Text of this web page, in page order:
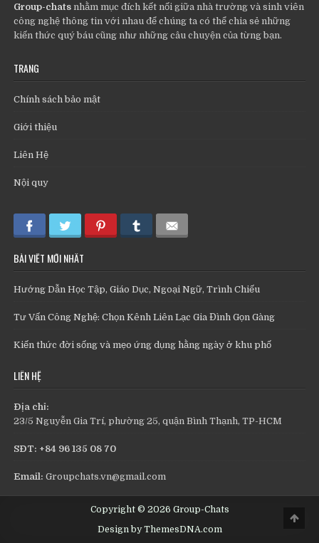
Group-chats nhằm mục đích kết nối giữa nhà trường và sinh viên
công nghệ thông tin với nhau để chúng ta có thể chia sẻ những
kiến thức quý báu cũng như những câu chuyện của từng bạn.
TRANG
Chính sách bảo mật
Giới thiệu
Liên Hệ
Nội quy
BÀI VIẾT MỚI NHẤT
Hướng Dẫn Học Tập, Giáo Dục, Ngoại Ngữ, Trình Chiếu
Tư Vấn Công Nghệ: Chọn Kênh Liên Lạc Gia Đình Gọn Gàng
Kiến thức đời sống và mẹo ứng dụng hằng ngày ở khu phố
LIÊN HỆ
Địa chỉ:
23/5 Nguyễn Gia Trí, phường 25, quận Bình Thạnh, TP-HCM
SĐT: +84 96 135 08 70
Email: Groupchats.vn@gmail.com
Copyright © 2026 Group-Chats
Design by ThemesDNA.com